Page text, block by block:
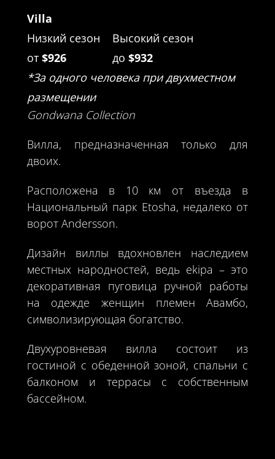
Villa
Низкий сезон
от$926
Высокий сезон
до $932
*За одного человека при двухместном
размещении
Gondwana Collection
Вилла, предназначенная только для
двоих.
Расположена в 10 км от въезда в
Национальный парк Etosha, недалеко от
ворот Andersson.
Дизайн виллы вдохновлен наследием
местных народностей, ведь ekipa – это
декоративная пуговица ручной работы
на одежде женщин племен Авамбо,
символизирующая богатство.
Двухуровневая вилла состоит из
гостиной с обеденной зоной, спальни с
балконом и террасы с собственным
бассейном.